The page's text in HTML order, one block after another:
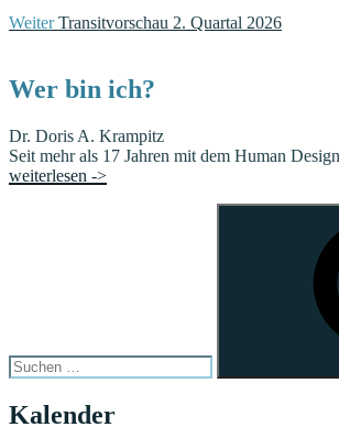
Weiter Transitvorschau 2. Quartal 2026
Wer bin ich?
Dr. Doris A. Krampitz
Seit mehr als 17 Jahren mit dem Human
weiterlesen ->
Kalender